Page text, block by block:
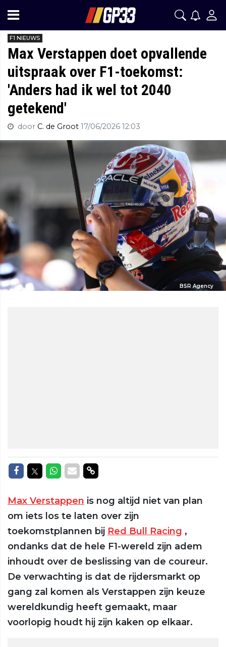
F1 NIEUWS
Max Verstappen doet opvallende
uitspraak over F1-toekomst:
'Anders had ik wel tot 2040
getekend'
door C. de Groot 17/06/2026 12:03
BSR Agency
Delen op Facebook
Delen op Twitter
Delen op Whatsapp
Delen via Mail
Delen via link
Max Verstappen is nog altijd niet van plan
om iets los te laten over zijn
toekomstplannen bij Red Bull Racing ,
ondanks dat de hele F1-wereld zijn adem
inhoudt over de beslissing van de coureur.
De verwachting is dat de rijdersmarkt op
gang zal komen als Verstappen zijn keuze
wereldkundig heeft gemaakt, maar
voorlopig houdt hij zijn kaken op elkaar.